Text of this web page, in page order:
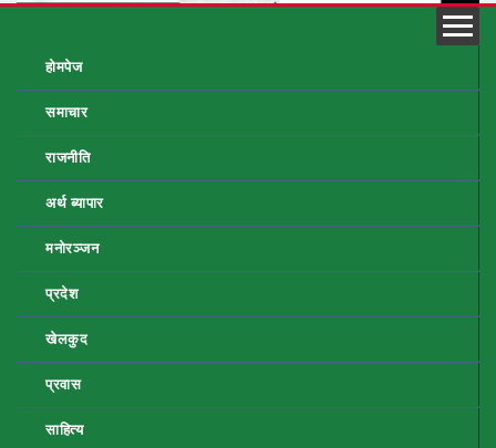
होमपेज
समाचार
राजनीति
अर्थ ब्यापार
मनोरञ्जन
प्रदेश
खेलकुद
प्रवास
साहित्य